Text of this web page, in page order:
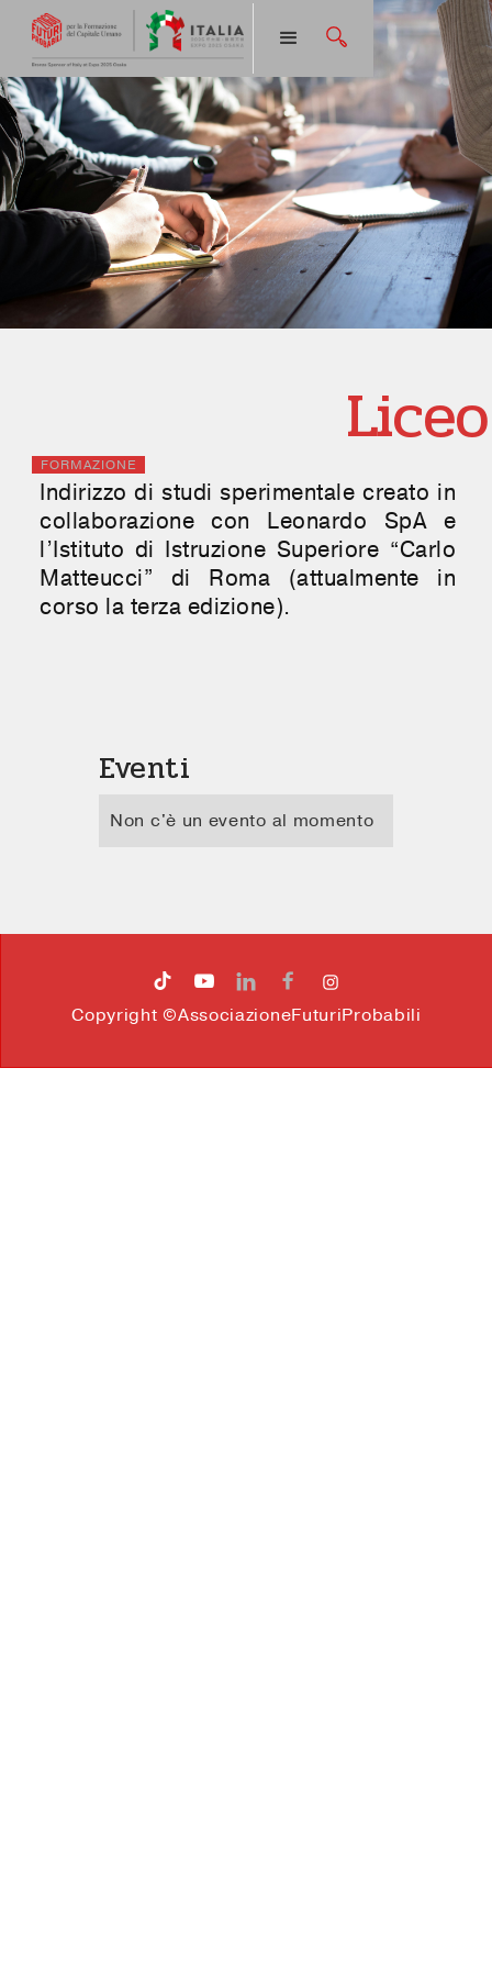
FORMAZIONE
Indirizzo di studi sperimentale creato in
collaborazione con Leonardo SpA e
l’Istituto di Istruzione Superiore “Carlo
Matteucci” di Roma (attualmente in
corso la terza edizione).
Eventi
Non c'è un evento al momento
   
Copyright ©AssociazioneFuturiProbabili